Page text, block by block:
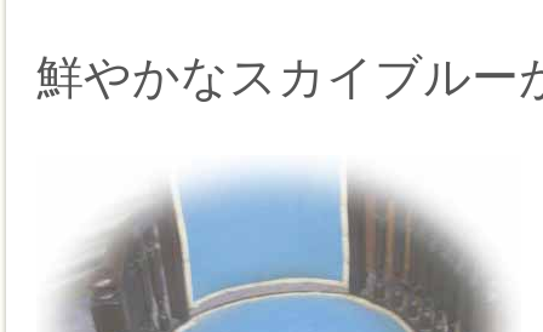
鮮やかなスカイブルー